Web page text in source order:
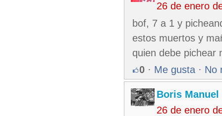
26 de enero
bof, 7 a 1 y
estos muertos y
quien debe pichear
0 · Me gusta · No
Boris Manuel
26 de enero